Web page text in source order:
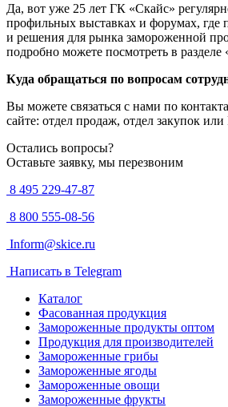
Да, вот уже 25 лет ГК «Скайс»
профильных выставках и форумах, где
и решения для рынка замороженной
подробно можете посмотреть в разделе
Куда обращаться по вопросам
Вы можете связаться с нами по
сайте: отдел продаж, отдел закупок
Остались вопросы?
Оставьте заявку, мы перезвоним
8 495 229-47-87
8 800 555-08-56
Inform@skice.ru
Написать в Telegram
Каталог
Фасованная продукция
Замороженные продукты оптом
Продукция для производителей
Замороженные грибы
Замороженные ягоды
Замороженные овощи
Замороженные фрукты